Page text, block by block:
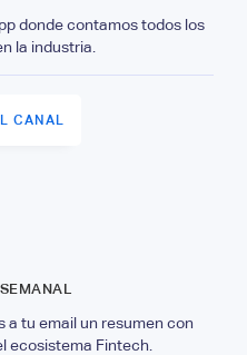
donde contamos todos los
la industria.
CANAL
a tu email un resumen con
ecosistema Fintech.